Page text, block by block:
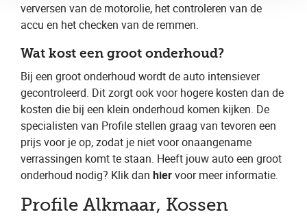
verversen van de motorolie, het controleren van de
accu en het checken van de remmen.
Wat kost een groot onderhoud?
Bij een groot onderhoud wordt de auto intensiever
gecontroleerd. Dit zorgt ook voor hogere kosten dan de
kosten die bij een klein onderhoud komen kijken. De
specialisten van Profile stellen graag van tevoren een
prijs voor je op, zodat je niet voor onaangename
verrassingen komt te staan. Heeft jouw auto een groot
onderhoud nodig? Klik dan ​ hier​ voor meer informatie.
Profile Alkmaar, Kossen